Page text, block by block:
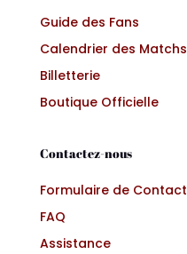
Guide des Fans
Calendrier des Matchs
Billetterie
Boutique Officielle
Contactez-nous
Formulaire de Contact
FAQ
Assistance